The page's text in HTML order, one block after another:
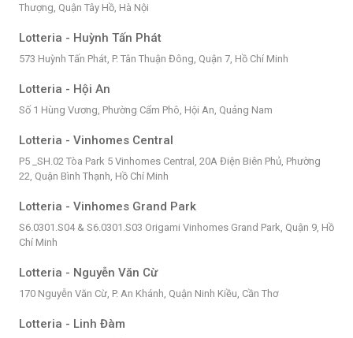
Thượng, Quận Tây Hồ, Hà Nội
Lotteria - Huỳnh Tấn Phát
573 Huỳnh Tấn Phát, P. Tân Thuận Đông, Quận 7, Hồ Chí Minh
Lotteria - Hội An
Số 1 Hùng Vương, Phường Cẩm Phô, Hội An, Quảng Nam
Lotteria - Vinhomes Central
P5 _SH.02 Tòa Park 5 Vinhomes Central, 20A Điện Biên Phủ, Phường
22, Quận Bình Thạnh, Hồ Chí Minh
Lotteria - Vinhomes Grand Park
S6.0301.S04 & S6.0301.S03 Origami Vinhomes Grand Park, Quận 9, Hồ
Chí Minh
Lotteria - Nguyễn Văn Cừ
170 Nguyễn Văn Cừ, P. An Khánh, Quận Ninh Kiều, Cần Thơ
Lotteria - Linh Đàm